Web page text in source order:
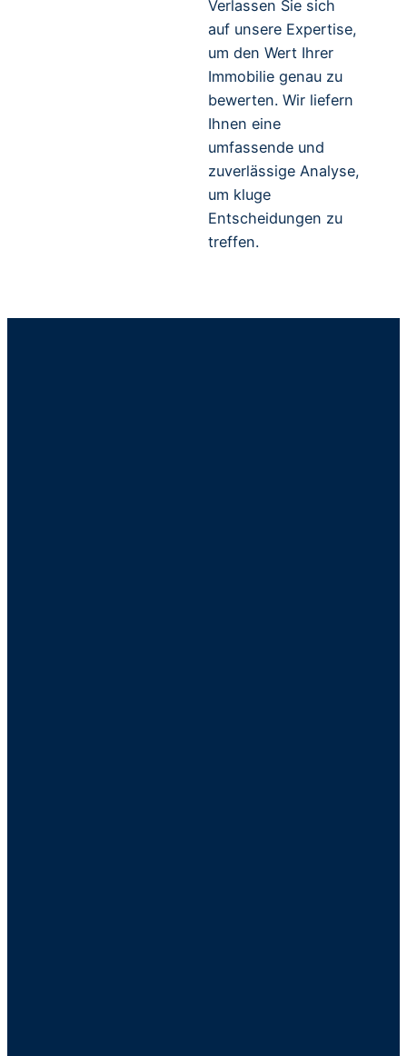
auf unsere Expertise,
um den Wert Ihrer
Immobilie genau zu
bewerten. Wir liefern
Ihnen eine
umfassende und
zuverlässige Analyse,
um kluge
Entscheidungen zu
treffen.